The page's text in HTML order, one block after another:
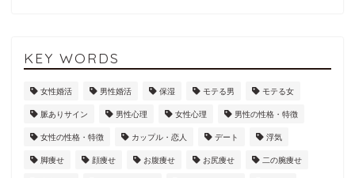
KEY WORDS
女性婚活 男性婚活 保湿 モテる男 モテる女
脈ありサイン 男性心理 女性心理 男性の性格・特徴
女性の性格・特徴 カップル・恋人 デート 浮気
脚痩せ 顔痩せ お腹痩せ お尻痩せ 二の腕痩せ